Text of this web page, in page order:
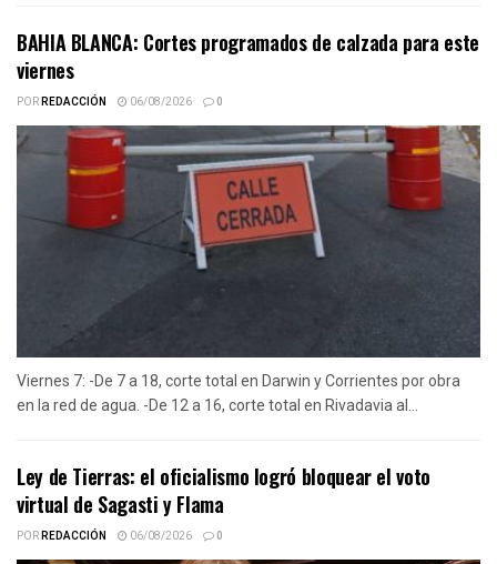
BAHIA BLANCA: Cortes programados de calzada para este
viernes
PORREDACCIÓN 06/08/2026 0
Viernes 7: -De 7 a 18, corte total en Darwin y Corrientes por obra
en la red de agua. -De 12 a 16, corte total en Rivadavia al...
Ley de Tierras: el oficialismo logró bloquear el voto
virtual de Sagasti y Flama
PORREDACCIÓN 06/08/2026 0